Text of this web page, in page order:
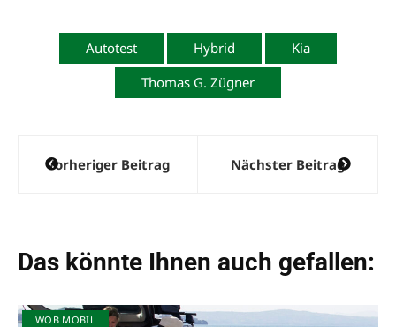
Autotest Hybrid
Kia
Thomas G. Zügner
Beitragsnavigation
Vorheriger Beitrag Nächster Beitrag
Das könnte Ihnen auch gefallen:
WOB MOBIL